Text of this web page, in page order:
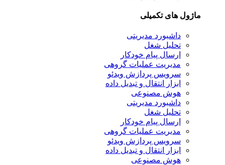
های تکمیلی
داشبورد مدیریتی
تحلیل شغل
ارسال پیام خودکار
مدیریت عملیات گروهی
سرویس پردازش ویدئو
ابزار انتقال و تبدیل داده
هوش مصنوعی
داشبورد مدیریتی
تحلیل شغل
ارسال پیام خودکار
مدیریت عملیات گروهی
سرویس پردازش ویدئو
ابزار انتقال و تبدیل داده
هوش مصنوعی